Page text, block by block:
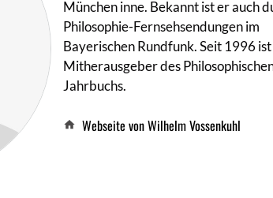
München inne. Bekannt ist er auch
Philosophie-Fernsehsendungen im
Bayerischen Rundfunk. Seit 1996
Mitherausgeber des
Jahrbuchs.
Webseite von Wilhelm Vossenkuhl